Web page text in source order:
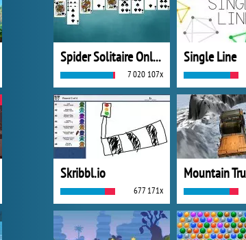
Spider Solitaire Online
7 020 107x
Single Line
Skribbl.io
677 171x